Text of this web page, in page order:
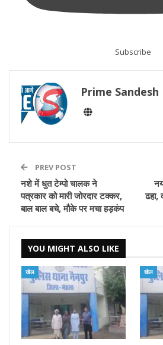
Subscribe
Prime Sandesh
PREV POST
नशे में धुत टेम्पो चालक ने
पत्रकार को मारी जोरदार टक्कर,
बाल बाल बचे, मौके पर मचा हड़कंप
ढहा,
YOU MIGHT ALSO LIKE
खेल खेल